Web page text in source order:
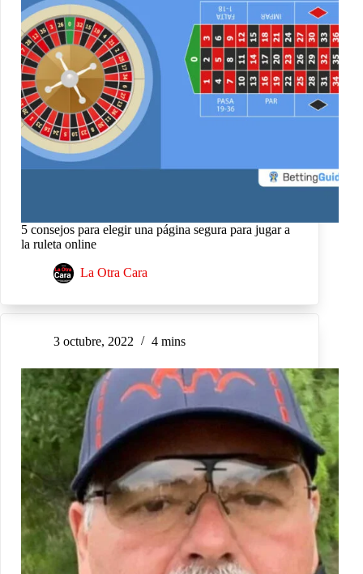
5 consejos para elegir una página segura para jugar a
la ruleta online
La Otra Cara
3 octubre, 2022 4 mins